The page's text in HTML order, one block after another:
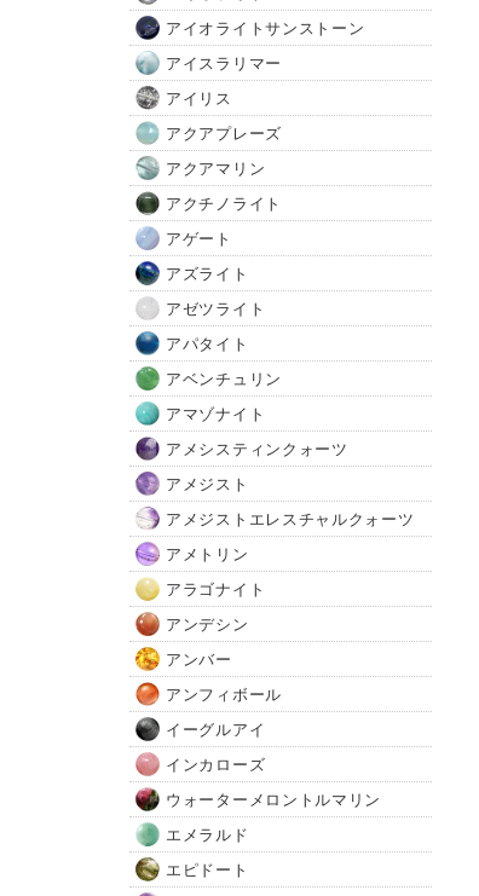
アイオライトサンストーン
アイスラリマー
アイリス
アクアプレーズ
アクアマリン
アクチノライト
アゲート
アズライト
アゼツライト
アパタイト
アベンチュリン
アマゾナイト
アメシスティンクォーツ
アメジスト
アメジストエレスチャルクォーツ
アメトリン
アラゴナイト
アンデシン
アンバー
アンフィボール
イーグルアイ
インカローズ
ウォーターメロントルマリン
エメラルド
エピドート